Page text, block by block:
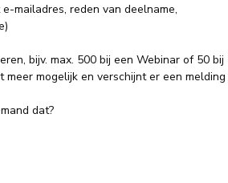
mailadres, reden van deelname,
bijv. max. 500 bij een Webinar of 50 bij
mogelijk en verschijnt er een melding
dat?